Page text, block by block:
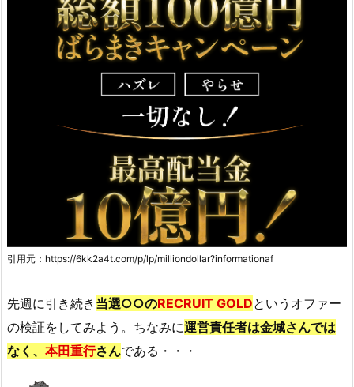
引用元：https://6kk2a4t.com/p/lp/milliondollar?informationaf
先週に引き続き 当選○○のRECRUIT GOLDというオファー
の検証をしてみよう。ちなみに運営責任者は金城さんでは
なく、 本田重行さんである・・・